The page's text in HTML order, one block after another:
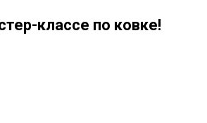
классе по ковке!